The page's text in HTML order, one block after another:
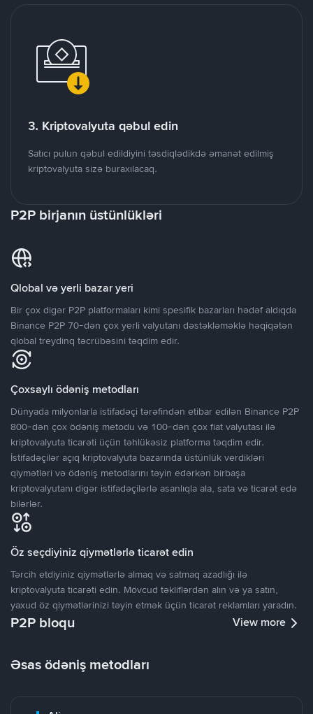
3. Kriptovalyuta qəbul edin
Satıcı pulun qəbul edildiyini təsdiqlədikdə əmanət edilmiş
kriptovalyuta sizə buraxılacaq.
P2P birjanın üstünlükləri
Qlobal və yerli bazar yeri
Bir çox digər P2P platformaları kimi spesifik bazarları hədəf aldıqda
Binance P2P 70-dən çox yerli valyutanı dəstəkləməklə həqiqətən
qlobal treydinq təcrübəsini təqdim edir.
Çoxsaylı ödəniş metodları
Dünyada milyonlarla istifadəçi tərəfindən etibar edilən Binance P2P
800-dən çox ödəniş metodu və 100-dən çox fiat valyutası ilə
kriptovalyuta ticarəti üçün təhlükəsiz platforma təqdim edir.
İstifadəçilər açıq kriptovalyuta bazarında üstünlük verdikləri
qiymətləri və ödəniş metodlarını təyin edərkən birbaşa
kriptovalyutanı digər istifadəçilərlə asanlıqla ala, sata və ticarət edə
bilərlər.
Öz seçdiyiniz qiymətlərlə ticarət edin
Tərcih etdiyiniz qiymətlərlə almaq və satmaq azadlığı ilə
kriptovalyuta ticarəti edin. Mövcud təkliflərdən alın və ya satın,
yaxud öz qiymətlərinizi təyin etmək üçün ticarət reklamları yaradın.
P2P bloqu View more
Əsas ödəniş metodları